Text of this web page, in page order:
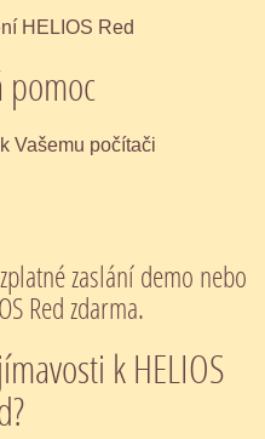
HELIOS Red
pomoc
Vašemu počítači
zaslání demo nebo
Red zdarma.
k HELIOS